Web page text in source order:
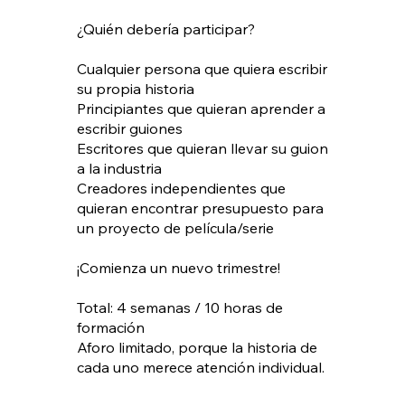
¿Quién debería participar?
Cualquier persona que quiera escribir
su propia historia
Principiantes que quieran aprender a
escribir guiones
Escritores que quieran llevar su guion
a la industria
Creadores independientes que
quieran encontrar presupuesto para
un proyecto de película/serie
¡Comienza un nuevo trimestre!
Total: 4 semanas / 10 horas de
formación
Aforo limitado, porque la historia de
cada uno merece atención individual.